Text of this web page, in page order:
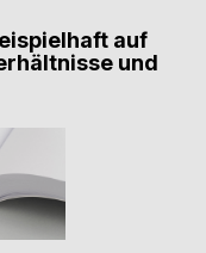
auf
und